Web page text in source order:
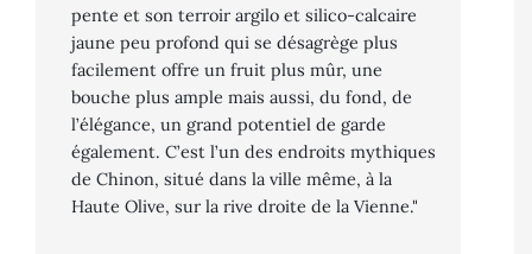
pente et son terroir argilo et silico-calcaire
jaune peu profond qui se désagrège plus
facilement offre un fruit plus mûr, une
bouche plus ample mais aussi, du fond, de
l’élégance, un grand potentiel de garde
également. C’est l’un des endroits mythiques
de Chinon, situé dans la ville même, à la
Haute Olive, sur la rive droite de la Vienne."